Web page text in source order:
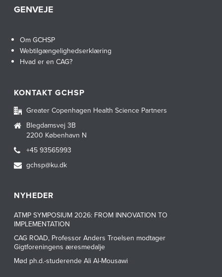
GENVEJE
Om GCHSP
Webtilgængelighedserklæring
Hvad er en CAG?
KONTAKT GCHSP
Greater Copenhagen Health Science Partners
Blegdamsvej 3B
2200 København N
+45 93565993
gchsp@ku.dk
NYHEDER
ATMP SYMPOSIUM 2026: FROM INNOVATION TO
IMPLEMENTATION
CAG ROAD, Professor Anders Troelsen modtager
Gigtforeningens æresmedalje
Mød ph.d.-studerende Ali Al-Mousawi